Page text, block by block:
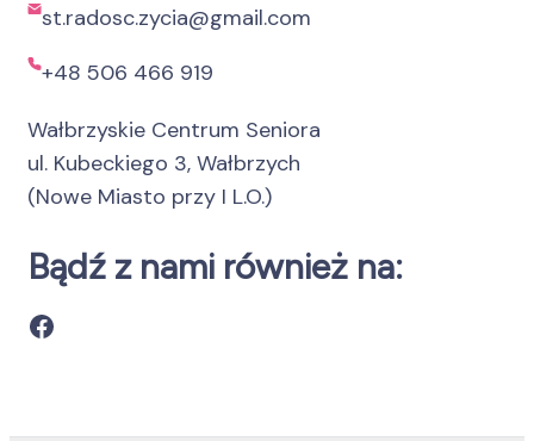
st.radosc.zycia@gmail.com
+48 506 466 919
Wałbrzyskie Centrum Seniora
ul. Kubeckiego 3, Wałbrzych
(Nowe Miasto przy I L.O.)
Bądź z nami również na:
Facebook